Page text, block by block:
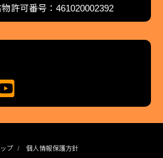
許可番号：461020002392
プ 個人情報保護方針